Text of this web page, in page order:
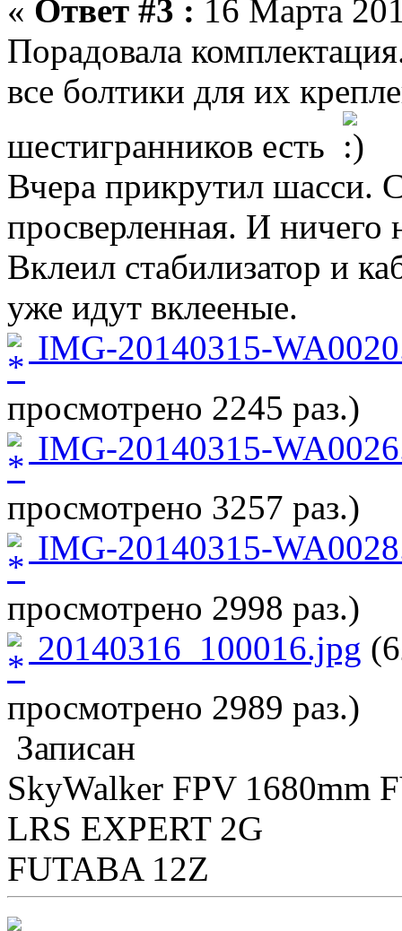
« Ответ #3 : 16 Марта
Порадовала
все болтики для их
шестигранников есть
Вчера прикрутил шасси.
просверленная. И ничего
Вклеил стабилизатор и
уже идут вклееные.
IMG-20140315-
просмотрено 2245 раз.)
IMG-20140315-
просмотрено 3257 раз.)
IMG-20140315-
просмотрено 2998 раз.)
20140316_100016.jpg
просмотрено 2989 раз.)
Записан
SkyWalker FPV 1680mm
LRS EXPERT 2G
FUTABA 12Z